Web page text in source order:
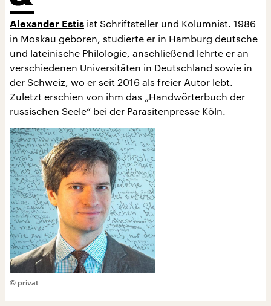
Alexander Estis ist Schriftsteller und Kolumnist. 1986
in Moskau geboren, studierte er in Hamburg deutsche
und lateinische Philologie, anschließend lehrte er an
verschiedenen Universitäten in Deutschland sowie in
der Schweiz, wo er seit 2016 als freier Autor lebt.
Zuletzt erschien von ihm das „Handwörterbuch der
russischen Seele“ bei der Parasitenpresse Köln.
© privat